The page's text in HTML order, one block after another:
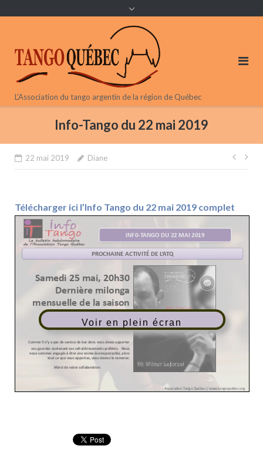
L'Association du tango argentin de la région de Québec
Info-Tango du 22 mai 2019
22 mai 2019 Diane
Télécharger ici l’Info Tango du 22 mai 2019 complet
Voir en plein écran